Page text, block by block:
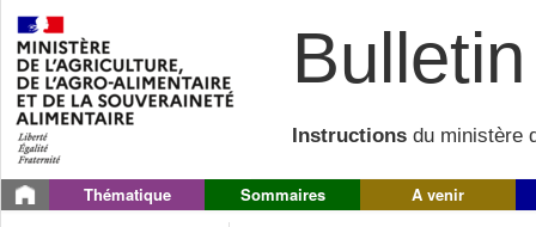
Instructions du ministère
Thématique Sommaires A venir